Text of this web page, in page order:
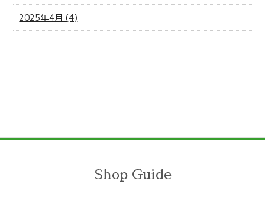
2025年4月 (4)
Shop Guide